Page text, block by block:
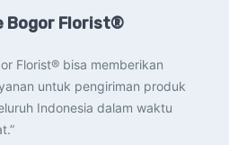
Bogor Florist®
Florist® bisa memberikan
untuk pengiriman produk
Indonesia dalam waktu